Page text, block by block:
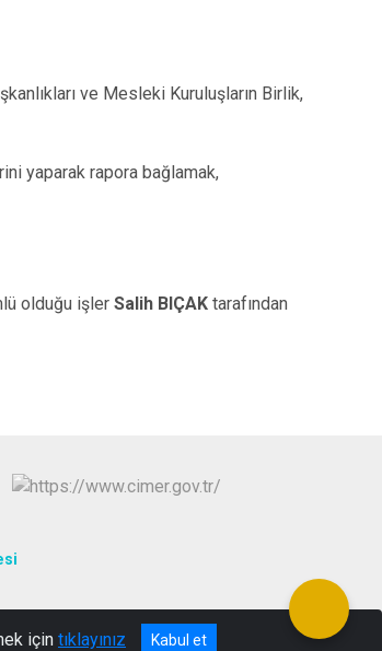
ve Mesleki Kuruluşların Birlik,
yaparak rapora bağlamak,
olduğu işlerSalih BIÇAK tarafından
için tıklayınız Kabul et